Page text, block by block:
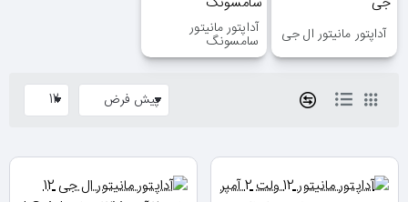
آداپتور مانیتور ال جی آداپتور مانیتور
سامسونگ